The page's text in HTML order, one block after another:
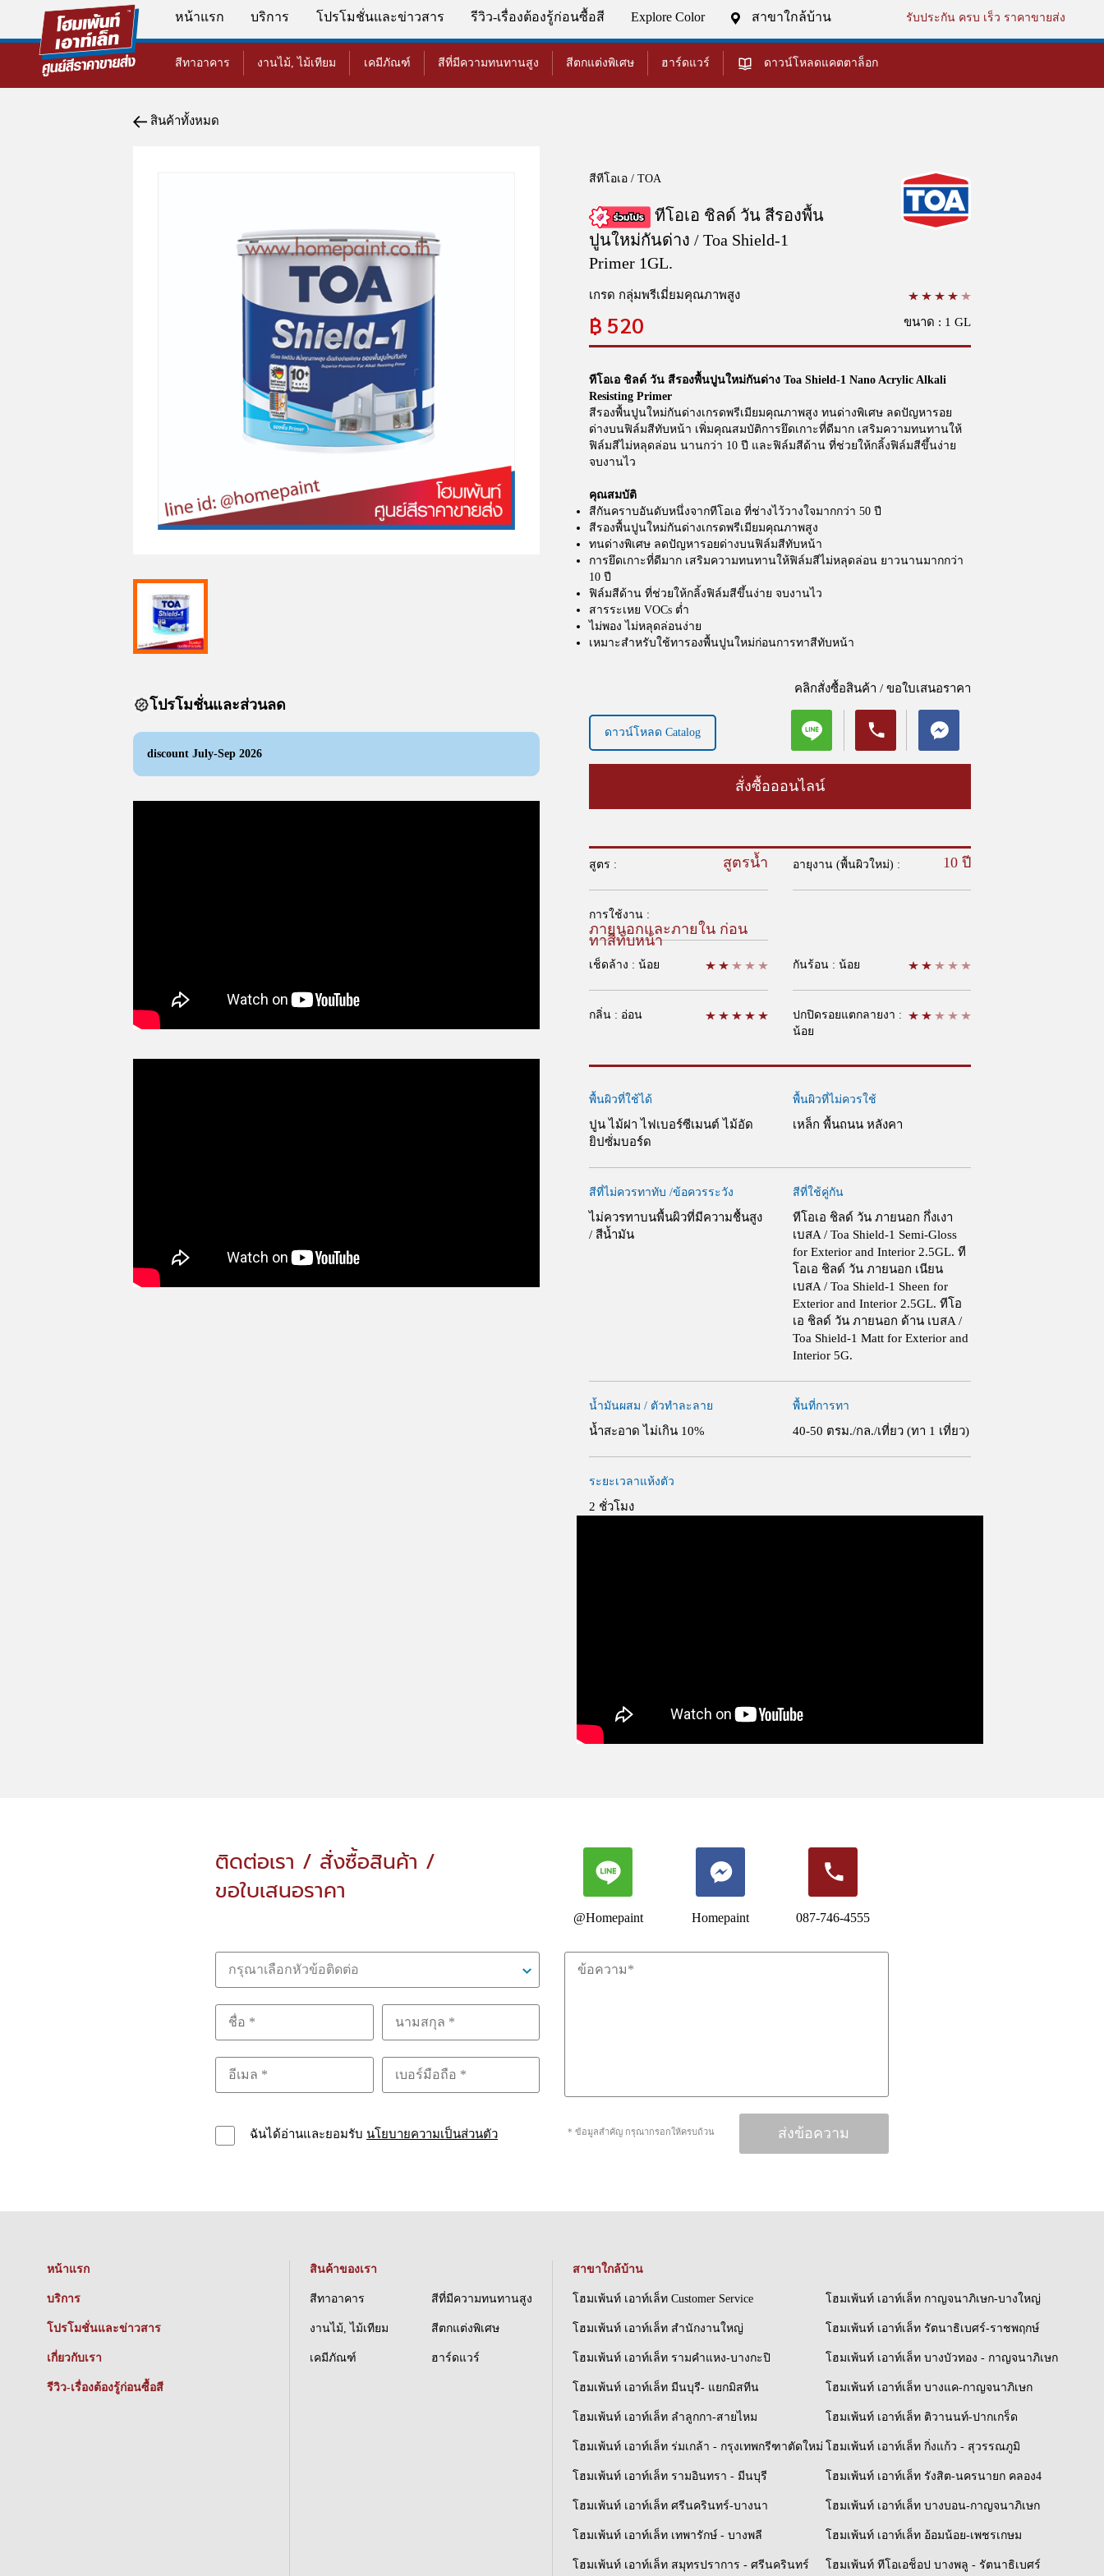
หน้าแรก บริการ โปรโมชั่นและข่าวสาร รีวิว-เรื่องต้องรู้ก่อนซื้อสี Explore Color สาขาใกล้บ้าน รับประกัน ครบ เร็ว ราคาขายส่ง
สีทาอาคาร งานไม้, ไม้เทียม เคมีภัณฑ์ สีที่มีความทนทานสูง สีตกแต่งพิเศษ ฮาร์ดแวร์ ดาวน์โหลดแคตตาล็อก
สินค้าทั้งหมด
โปรโมชั่นและส่วนลด
discount July-Sep 2026
สีทีโอเอ / TOA
ทีโอเอ ชิลด์ วัน สีรองพื้น
ปูนใหม่กันด่าง / Toa Shield-1
Primer 1GL.
เกรด กลุ่มพรีเมี่ยมคุณภาพสูง
฿ 520 ขนาด : 1 GL
ทีโอเอ ชิลด์ วัน สีรองพื้นปูนใหม่กันด่าง Toa Shield-1 Nano Acrylic Alkali
Resisting Primer
สีรองพื้นปูนใหม่กันด่างเกรดพรีเมียมคุณภาพสูง ทนด่างพิเศษ ลดปัญหารอย
ด่างบนฟิล์มสีทับหน้า เพิ่มคุณสมบัติการยึดเกาะที่ดีมาก เสริมความทนทานให้
ฟิล์มสีไม่หลุดล่อน นานกว่า 10 ปี และฟิล์มสีด้าน ที่ช่วยให้กลิ้งฟิล์มสีขึ้นง่าย
จบงานไว
คุณสมบัติ
สีกันคราบอันดับหนึ่งจากทีโอเอ ที่ช่างไว้วางใจมากกว่า 50 ปี
สีรองพื้นปูนใหม่กันด่างเกรดพรีเมียมคุณภาพสูง
ทนด่างพิเศษ ลดปัญหารอยด่างบนฟิล์มสีทับหน้า
การยึดเกาะที่ดีมาก เสริมความทนทานให้ฟิล์มสีไม่หลุดล่อน ยาวนานมากกว่า
10 ปี
ฟิล์มสีด้าน ที่ช่วยให้กลิ้งฟิล์มสีขึ้นง่าย จบงานไว
สารระเหย VOCs ต่ำ
ไม่พอง ไม่หลุดล่อนง่าย
เหมาะสำหรับใช้ทารองพื้นปูนใหม่ก่อนการทาสีทับหน้า
คลิกสั่งซื้อสินค้า / ขอใบเสนอราคา
ดาวน์โหลด Catalog
สั่งซื้อออนไลน์
สูตร : สูตรน้ำ อายุงาน (พื้นผิวใหม่) : 10 ปี
การใช้งาน :
ภายนอกและภายใน ก่อน
ทาสีทับหน้า
เช็ดล้าง : น้อย กันร้อน : น้อย
กลิ่น : อ่อน
ปกปิดรอยแตกลายงา :
น้อย
พื้นผิวที่ใช้ได้
ปูน ไม้ฝา ไฟเบอร์ซีเมนต์ ไม้อัด
ยิปซั่มบอร์ด
พื้นผิวที่ไม่ควรใช้
เหล็ก พื้นถนน หลังคา
สีที่ไม่ควรทาทับ /ข้อควรระวัง
ไม่ควรทาบนพื้นผิวที่มีความชื้นสูง
/ สีน้ำมัน
สีที่ใช้คู่กัน
ทีโอเอ ชิลด์ วัน ภายนอก กึ่งเงา
เบสA / Toa Shield-1 Semi-Gloss
for Exterior and Interior 2.5GL. ที
โอเอ ชิลด์ วัน ภายนอก เนียน
เบสA / Toa Shield-1 Sheen for
Exterior and Interior 2.5GL. ทีโอ
เอ ชิลด์ วัน ภายนอก ด้าน เบสA /
Toa Shield-1 Matt for Exterior and
Interior 5G.
น้ำมันผสม / ตัวทำละลาย
น้ำสะอาด ไม่เกิน 10%
พื้นที่การทา
40-50 ตรม./กล./เที่ยว (ทา 1 เที่ยว)
ระยะเวลาแห้งตัว
2 ชั่วโมง
ติดต่อเรา / สั่งซื้อสินค้า /
ขอใบเสนอราคา
@Homepaint Homepaint 087-746-4555
กรุณาเลือกหัวข้อติดต่อ
ฉันได้อ่านและยอมรับ นโยบายความเป็นส่วนตัว * ข้อมูลสำคัญ กรุณากรอกให้ครบถ้วน
หน้าแรก
บริการ
โปรโมชั่นและข่าวสาร
เกี่ยวกับเรา
รีวิว-เรื่องต้องรู้ก่อนซื้อสี
สินค้าของเรา
สีทาอาคาร
งานไม้, ไม้เทียม
เคมีภัณฑ์
สีที่มีความทนทานสูง
สีตกแต่งพิเศษ
ฮาร์ดแวร์
สาขาใกล้บ้าน
โฮมเพ้นท์ เอาท์เล็ท Customer Service
โฮมเพ้นท์ เอาท์เล็ท สำนักงานใหญ่
โฮมเพ้นท์ เอาท์เล็ท รามคำแหง-บางกะปิ
โฮมเพ้นท์ เอาท์เล็ท มีนบุรี- แยกมิสทีน
โฮมเพ้นท์ เอาท์เล็ท ลำลูกกา-สายไหม
โฮมเพ้นท์ เอาท์เล็ท ร่มเกล้า - กรุงเทพกรีฑาตัดใหม่
โฮมเพ้นท์ เอาท์เล็ท รามอินทรา - มีนบุรี
โฮมเพ้นท์ เอาท์เล็ท ศรีนครินทร์-บางนา
โฮมเพ้นท์ เอาท์เล็ท เทพารักษ์ - บางพลี
โฮมเพ้นท์ เอาท์เล็ท สมุทรปราการ - ศรีนครินทร์
โฮมเพ้นท์ เอาท์เล็ท กาญจนาภิเษก-บางใหญ่
โฮมเพ้นท์ เอาท์เล็ท รัตนาธิเบศร์-ราชพฤกษ์
โฮมเพ้นท์ เอาท์เล็ท บางบัวทอง - กาญจนาภิเษก
โฮมเพ้นท์ เอาท์เล็ท บางแค-กาญจนาภิเษก
โฮมเพ้นท์ เอาท์เล็ท ติวานนท์-ปากเกร็ด
โฮมเพ้นท์ เอาท์เล็ท กิ่งแก้ว - สุวรรณภูมิ
โฮมเพ้นท์ เอาท์เล็ท รังสิต-นครนายก คลอง4
โฮมเพ้นท์ เอาท์เล็ท บางบอน-กาญจนาภิเษก
โฮมเพ้นท์ เอาท์เล็ท อ้อมน้อย-เพชรเกษม
โฮมเพ้นท์ ทีโอเอช็อป บางพลู - รัตนาธิเบศร์